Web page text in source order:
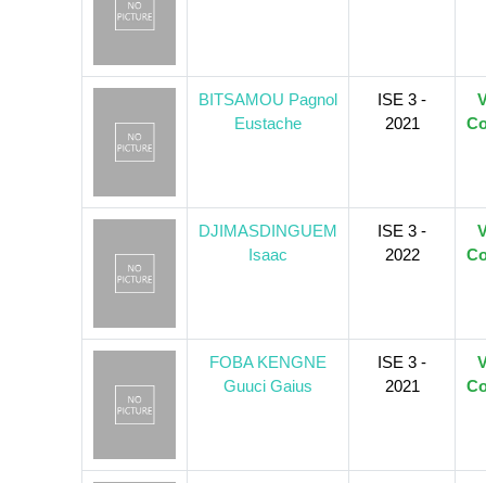
BITSAMOU Pagnol
Eustache
ISE 3 -
2021
DJIMASDINGUEM
Isaac
ISE 3 -
2022
FOBA KENGNE
Guuci Gaius
ISE 3 -
2021